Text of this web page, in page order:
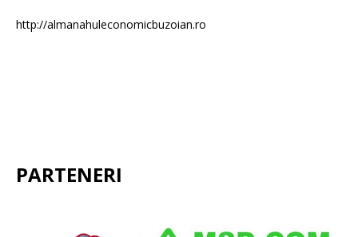
http://almanahuleconomicbuzoian.ro
PARTENERI